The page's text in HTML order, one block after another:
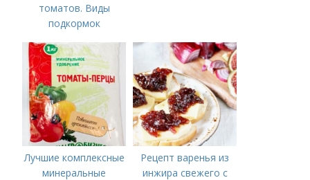
томатов. Виды
подкормок
Лучшие комплексные
минеральные
Рецепт варенья из
инжира свежего с